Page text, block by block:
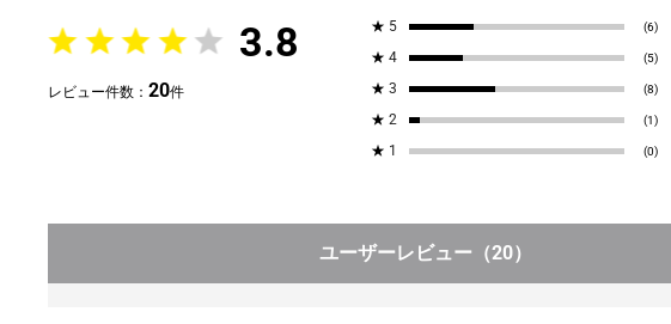
3.8
レビュー件数：20件
★ 5 (6)
★ 4 (5)
★ 3 (8)
★ 2 (1)
★ 1 (0)
ユーザーレビュー （20）